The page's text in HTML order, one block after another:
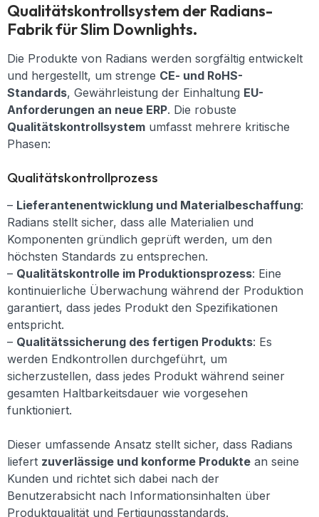
Qualitätskontrollsystem der Radians-
Fabrik für Slim Downlights.
Die Produkte von Radians werden sorgfältig entwickelt
und hergestellt, um strenge CE- und RoHS-
Standards, Gewährleistung der Einhaltung EU-
Anforderungen an neue ERP. Die robuste
Qualitätskontrollsystem umfasst mehrere kritische
Phasen:
Qualitätskontrollprozess
– Lieferantenentwicklung und Materialbeschaffung:
Radians stellt sicher, dass alle Materialien und
Komponenten gründlich geprüft werden, um den
höchsten Standards zu entsprechen.
– Qualitätskontrolle im Produktionsprozess: Eine
kontinuierliche Überwachung während der Produktion
garantiert, dass jedes Produkt den Spezifikationen
entspricht.
– Qualitätssicherung des fertigen Produkts: Es
werden Endkontrollen durchgeführt, um
sicherzustellen, dass jedes Produkt während seiner
gesamten Haltbarkeitsdauer wie vorgesehen
funktioniert.
Dieser umfassende Ansatz stellt sicher, dass Radians
liefert zuverlässige und konforme Produkte an seine
Kunden und richtet sich dabei nach der
Benutzerabsicht nach Informationsinhalten über
Produktqualität und Fertigungsstandards.